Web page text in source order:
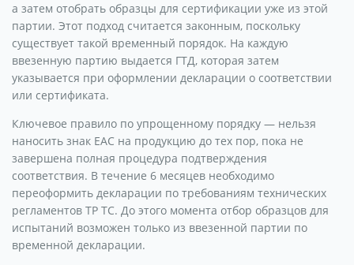
а затем отобрать образцы для сертификации уже из этой
партии. Этот подход считается законным, поскольку
существует такой временный порядок. На каждую
ввезенную партию выдается ГТД, которая затем
указывается при оформлении декларации о соответствии
или сертификата.
Ключевое правило по упрощенному порядку — нельзя
наносить знак ЕАС на продукцию до тех пор, пока не
завершена полная процедура подтверждения
соответствия. В течение 6 месяцев необходимо
переоформить декларации по требованиям технических
регламентов ТР ТС. До этого момента отбор образцов для
испытаний возможен только из ввезенной партии по
временной декларации.